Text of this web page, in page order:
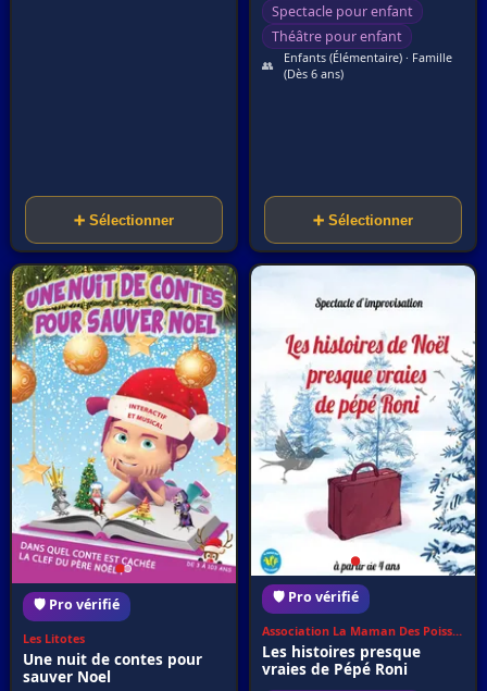
➕ Sélectionner
Spectacle pour enfant
Théâtre pour enfant
👥
Enfants (Élémentaire) · Famille
(Dès 6 ans)
➕ Sélectionner
🛡️ Pro vérifié
Les Litotes
Une nuit de contes pour
sauver Noel
🛡️ Pro vérifié
Association La Maman Des Poissons
Les histoires presque
vraies de Pépé Roni